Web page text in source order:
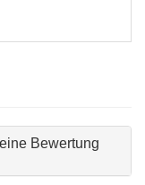
Bewertung